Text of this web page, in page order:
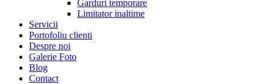
Garduri temporare
Limitator inaltime
Servicii
Portofoliu clienti
Despre noi
Galerie Foto
Blog
Contact